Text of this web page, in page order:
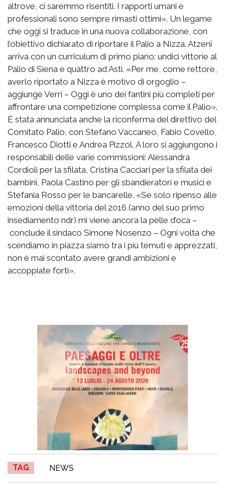
altrove, ci saremmo risentiti. I rapporti umani e
professionali sono sempre rimasti ottimi». Un legame
che oggi si traduce in una nuova collaborazione, con
l’obiettivo dichiarato di riportare il Palio a Nizza. Atzeni
arriva con un curriculum di primo piano: undici vittorie al
Palio di Siena e quattro ad Asti. «Per me, come rettore,
averlo riportato a Nizza è motivo di orgoglio –
aggiunge Verri – Oggi è uno dei fantini più completi per
affrontare una competizione complessa come il Palio».
È stata annunciata anche la riconferma del direttivo del
Comitato Palio, con Stefano Vaccaneo, Fabio Covello,
Francesco Diotti e Andrea Pizzol. A loro si aggiungono i
responsabili delle varie commissioni: Alessandra
Cordioli per la sfilata, Cristina Cacciari per la sfilata dei
bambini, Paola Castino per gli sbandieratori e musici e
Stefania Rosso per le bancarelle. «Se solo ripenso alle
emozioni della vittoria del 2016 (anno del suo primo
insediamento ndr) mi viene ancora la pelle d’oca –
conclude il sindaco Simone Nosenzo – Ogni volta che
scendiamo in piazza siamo tra i più temuti e apprezzati,
non è mai scontato avere grandi ambizioni e
accoppiate forti».
TAG NEWS